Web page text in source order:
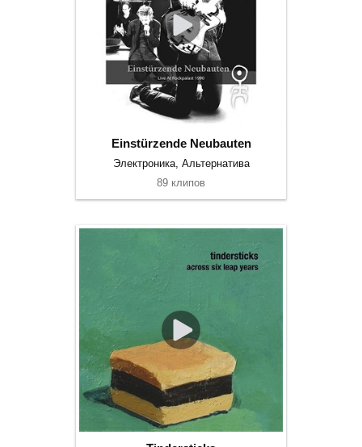
Einstürzende Neubauten
Электроника, Альтернатива
89 клипов